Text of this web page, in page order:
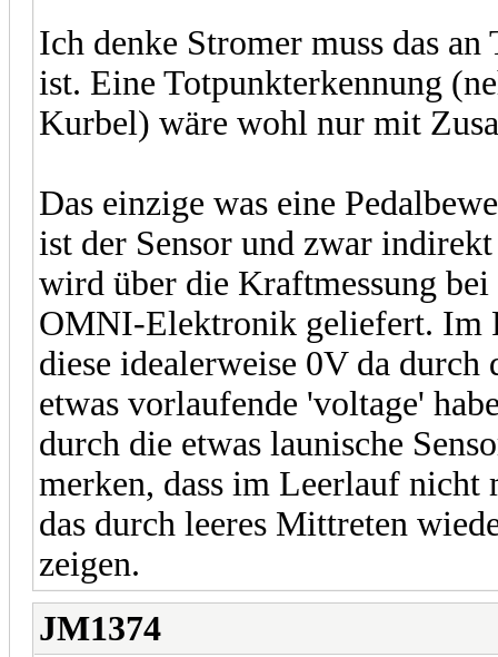
Ich denke Stromer muss das
ist. Eine Totpunkterkennung
Kurbel) wäre wohl nur mit
Das einzige was eine
ist der Sensor und zwar
wird über die Kraftmessung
OMNI-Elektronik geliefert. Im
diese idealerweise 0V da
etwas vorlaufende 'voltage'
durch die etwas launische
merken, dass im Leerlauf
das durch leeres Mittreten
zeigen.
JM1374